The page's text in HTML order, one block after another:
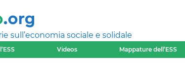
sull’economia sociale e solidale
Videos Mappature dell’ESS